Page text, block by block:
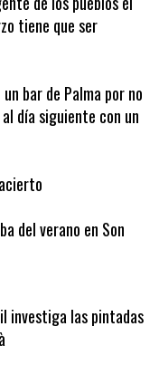
para la protesta:
de los pueblos el
tiene que ser
bar de Palma por no
día siguiente con un
del verano en Son
investiga las pintadas